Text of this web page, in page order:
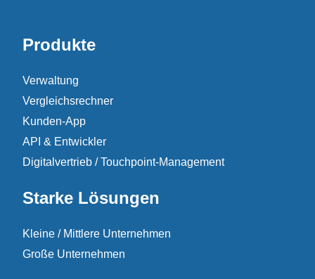
Produkte
Verwaltung
Vergleichsrechner
Kunden-App
API & Entwickler
Digitalvertrieb / Touchpoint-Management
Starke Lösungen
Kleine / Mittlere Unternehmen
Große Unternehmen